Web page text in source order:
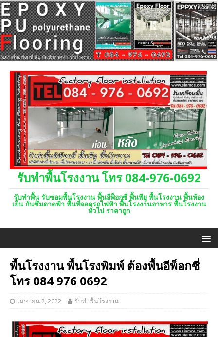
รับทำพื้นโรงงาน โทร 084-976-0692
รับทำพื้น รับซ่อมพื้นโรงงาน พื้นอีพ็อกซี่ พื้นพียู พื้นโรงงาน พื้นห้อง
เย็น กันซึมดาดฟ้า พื้นที่จอดรถไฟฟ้า พื้นโรงงานอาหาร พื้นโรงงาน
ทั่วไป ราคาถูก
พื้นโรงงาน พื้นโรงพิมพ์ ต้องพื้นอีพ็อกซี่
โทร 084 976 0692
เมษายน 2, 2022 รับทำพื้นโรงงาน